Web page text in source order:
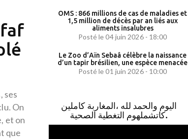
ses
On
et on
que
OMS : 866 millions de cas de maladies et
1,5 million de décès par an liés aux
aliments insalubres
Posté le 04 juin 2026 - 18:00
Le Zoo d’Aïn Sebaâ célèbre la naissance
d’un tapir brésilien, une espèce menacée
Posté le 01 juin 2026 - 10:00
اليوم والحمد لله ،المغاربة كاملين
كاتشملهوم التغطية الصحية.